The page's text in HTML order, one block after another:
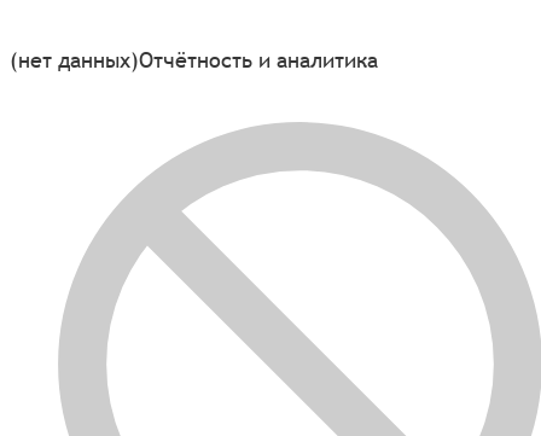
(нет данных)Отчётность и аналитика